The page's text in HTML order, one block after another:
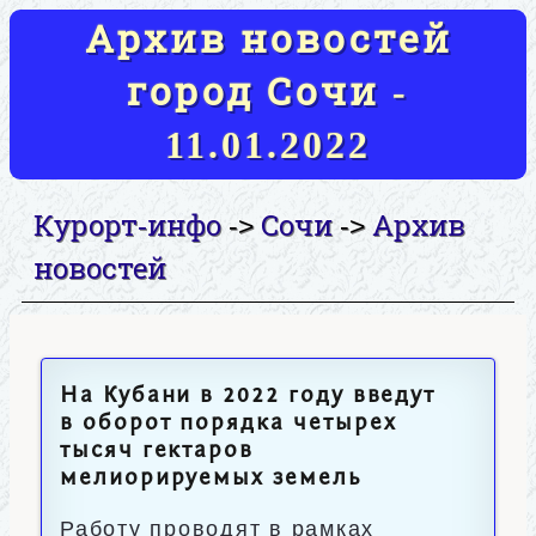
Архив новостей
город Сочи -
11.01.2022
Курорт-инфо-> Сочи->Архив
новостей
На Кубани в 2022 году введут
в оборот порядка четырех
тысяч гектаров
мелиорируемых земель
Работу проводят в рамках